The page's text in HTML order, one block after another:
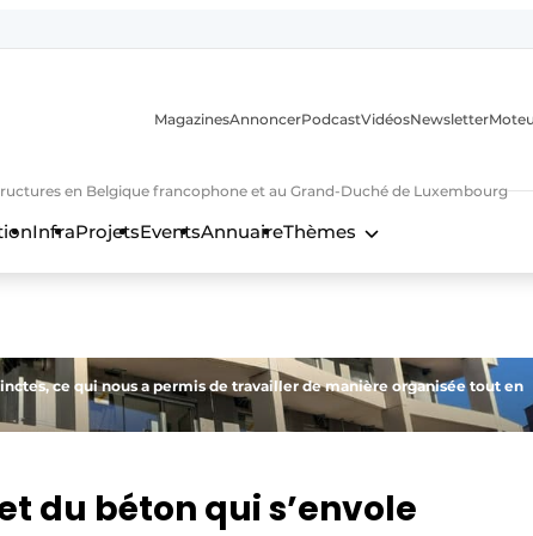
en Belgique francophone et au Grand-Duché de Luxembourg
MagazinesAnnoncerPodcastVidéosNewsletter
InfraProjetsEventsAnnuaireThèmes
ce qui nous a permis de travailler de manière organisée tout en
du béton qui s’envole